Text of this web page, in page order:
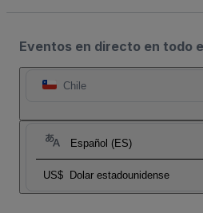
Eventos en directo en todo
Chile
Español (ES)
US$ Dolar estadounidense